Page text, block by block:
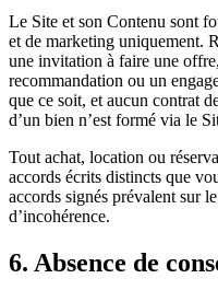
Le Site et son Contenu sont
et de marketing uniquement.
une invitation à faire une
recommandation ou un
que ce soit, et aucun contrat
d’un bien n’est formé via le
Tout achat, location ou
accords écrits distincts que
accords signés prévalent sur
d’incohérence.
6. Absence de